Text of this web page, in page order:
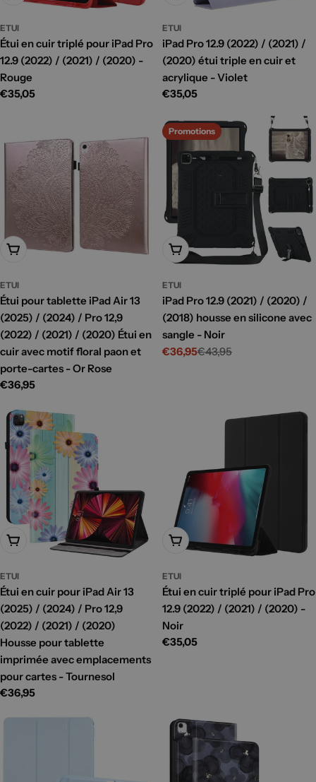
ETUI
Étui en cuir triplé pour iPad Pro
12.9 (2022) / (2021) / (2020) -
Rouge
Prix
€35,05
ETUI
iPad Pro 12.9 (2022) / (2021) /
(2020) étui triple en cuir et
acrylique - Violet
Prix
€35,05
Ajouter Au Panier
ETUI
Étui pour tablette iPad Air 13
(2025) / (2024) / Pro 12,9
(2022) / (2021) / (2020) Étui en
cuir avec motif floral paon et
porte-cartes - Or Rose
Prix
€36,95
Promotions
Ajouter Au Panier
ETUI
iPad Pro 12.9 (2021) / (2020) /
(2018) housse en silicone avec
sangle - Noir
Prix
€36,95
Prix
€43,95
Ajouter Au Panier
ETUI
Étui en cuir pour iPad Air 13
(2025) / (2024) / Pro 12,9
(2022) / (2021) / (2020)
Housse pour tablette
imprimée avec emplacements
pour cartes - Tournesol
Prix
€36,95
Ajouter Au Panier
ETUI
Étui en cuir triplé pour iPad Pro
12.9 (2022) / (2021) / (2020) -
Noir
Prix
€35,05